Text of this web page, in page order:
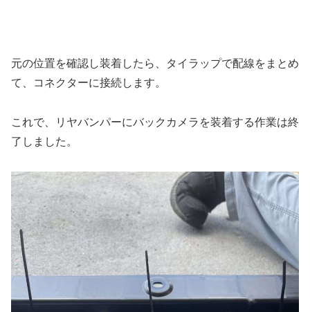
元の位置を確認し装着したら、タイラップで配線をまとめ
て、コネクターに接続します。
これで、リヤバンパーにバックカメラを装着する作業は終
了しました。